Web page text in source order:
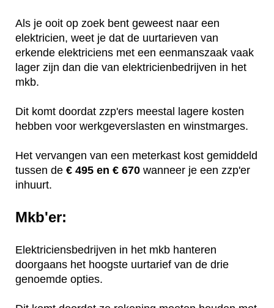
Als je ooit op zoek bent geweest naar een
elektricien, weet je dat de uurtarieven van
erkende elektriciens met een eenmanszaak vaak
lager zijn dan die van elektricienbedrijven in het
mkb.
Dit komt doordat zzp'ers meestal lagere kosten
hebben voor werkgeverslasten en winstmarges.
Het vervangen van een meterkast kost gemiddeld
tussen de € 495 en € 670 wanneer je een zzp'er
inhuurt.
Mkb'er:
Elektriciensbedrijven in het mkb hanteren
doorgaans het hoogste uurtarief van de drie
genoemde opties.